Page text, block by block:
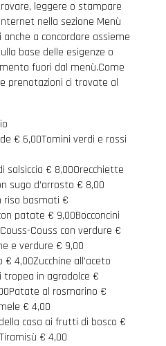
leggere o stampare
nella sezione Menù
a concordare assieme
base delle esigenze o
fuori dal menù.Come
prenotazioni ci trovate al
€ 6,00Tomini verdi e rossi
salsiccia € 8,00Orecchiette
sugo d’arrosto € 8,00
riso basmati €
patate € 9,00Bocconcini
Couss con verdure €
e verdure € 9,00
€ 4,00Zucchine all’aceto
tropea in agrodolce €
al rosmarino €
€ 4,00
casa ai frutti di bosco €
€ 4,00